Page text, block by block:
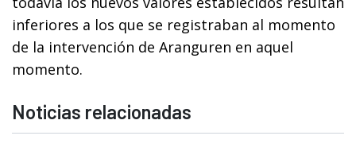
inferiores a los que se registraban al momento
de la intervención de Aranguren en aquel
momento.
Noticias relacionadas